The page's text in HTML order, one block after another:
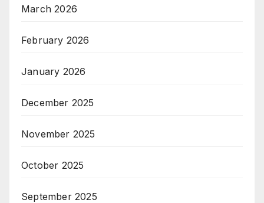
March 2026
February 2026
January 2026
December 2025
November 2025
October 2025
September 2025